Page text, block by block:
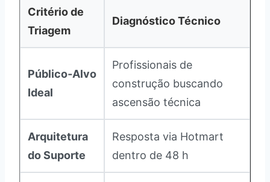
Critério de
Triagem
Diagnóstico Técnico
Público‑Alvo
Ideal
Profissionais de
construção buscando
ascensão técnica
Arquitetura
do Suporte
Resposta via Hotmart
dentro de 48 h